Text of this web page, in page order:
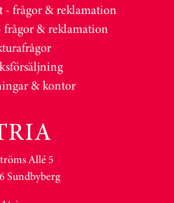
- frågor & reklamation
frågor & reklamation
& kontor
Allé 5
Sundbyberg